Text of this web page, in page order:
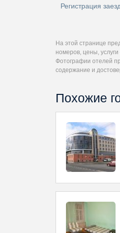
Регистрация
На этой странице
номеров, цены,
Фотографии отелей
содержание и
Похожие